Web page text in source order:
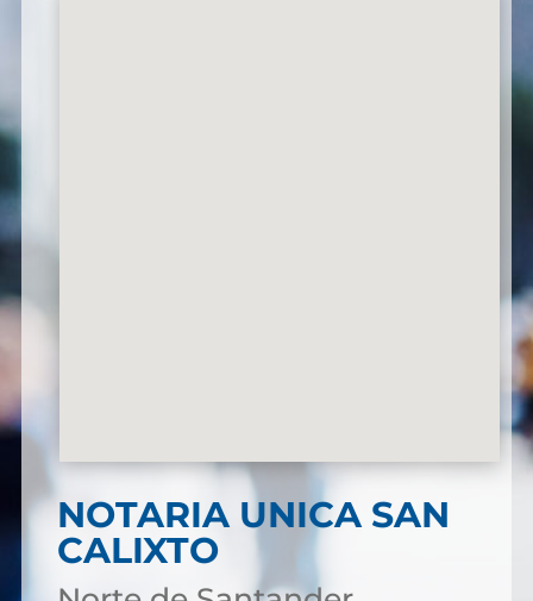
NOTARIA UNICA SAN
CALIXTO